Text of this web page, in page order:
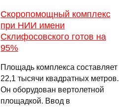
Скоропомощный комплекс
при НИИ имени
Склифосовского готов на
95%
Площадь комплекса составляет
22,1 тысячи квадратных метров.
Он оборудован вертолетной
площадкой. Ввод в